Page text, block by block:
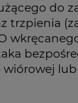
do
trzpienia
wiórowej